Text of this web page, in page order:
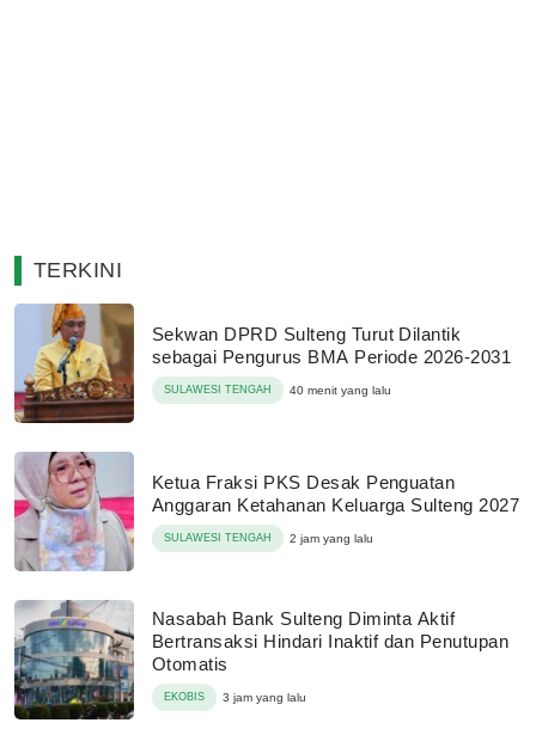
TERKINI
Sekwan DPRD Sulteng Turut Dilantik
sebagai Pengurus BMA Periode 2026-2031
SULAWESI TENGAH 40 menit yang lalu
Ketua Fraksi PKS Desak Penguatan
Anggaran Ketahanan Keluarga Sulteng 2027
SULAWESI TENGAH 2 jam yang lalu
Nasabah Bank Sulteng Diminta Aktif
Bertransaksi Hindari Inaktif dan Penutupan
Otomatis
EKOBIS 3 jam yang lalu